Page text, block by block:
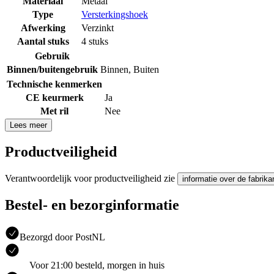
Type
Versterkingshoek
Afwerking
Verzinkt
Aantal stuks
4 stuks
Gebruik
Binnen/buitengebruik Binnen, Buiten
Technische kenmerken
CE keurmerk
Ja
Met ril
Nee
Lees meer
Productveiligheid
Verantwoordelijk voor productveiligheid zie informatie over de
Bestel- en bezorginformatie
Bezorgd door PostNL
Voor 21:00 besteld, morgen in huis